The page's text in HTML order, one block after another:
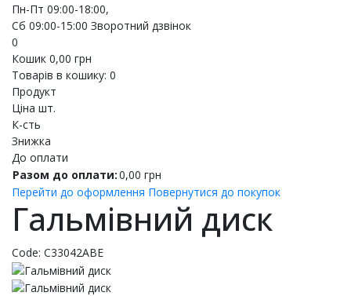
Пн-Пт 09:00-18:00,
Сб 09:00-15:00 Зворотний дзвінок
0
Кошик 0,00 грн
Товарів в кошику: 0
Продукт
Ціна шт.
К-сть
Знижка
До оплати
Разом до оплати:0,00 грн
Перейти до оформлення Повернутися до покупок
Гальмівний диск
Code: C33042ABE